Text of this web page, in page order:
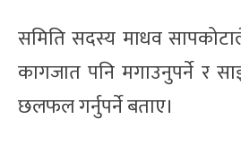
समिति सदस्य माधव
कागजात पनि मगाउनुपर्ने र
छलफल गर्नुपर्ने बताए।